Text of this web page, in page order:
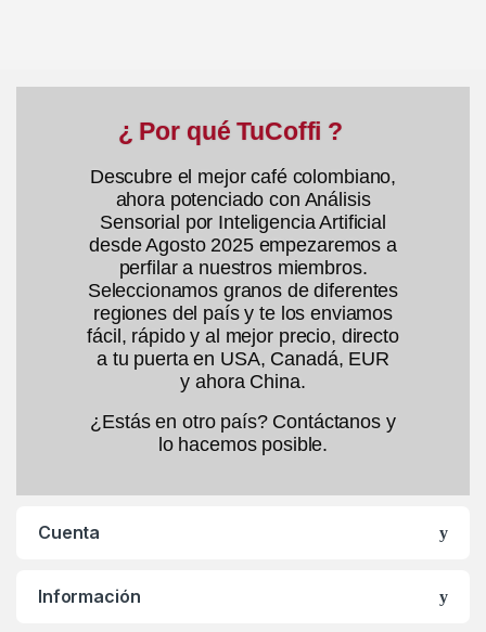
¿ Por qué TuCoffi ?
Descubre el mejor café colombiano,
ahora potenciado con Análisis
Sensorial por Inteligencia Artificial
desde Agosto 2025 empezaremos a
perfilar a nuestros miembros.
Seleccionamos granos de diferentes
regiones del país y te los enviamos
fácil, rápido y al mejor precio, directo
a tu puerta en USA, Canadá, EUR
y ahora China.
¿Estás en otro país? Contáctanos y
lo hacemos posible.
Cuenta
Información